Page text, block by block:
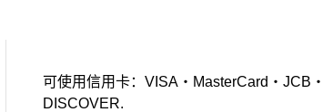
可使用信用卡：VISA・MasterCard・JCB
DISCOVER.